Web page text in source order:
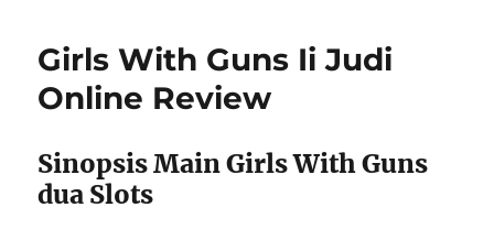
Girls With Guns Ii Judi
Online Review
Sinopsis Main Girls With Guns
dua Slots